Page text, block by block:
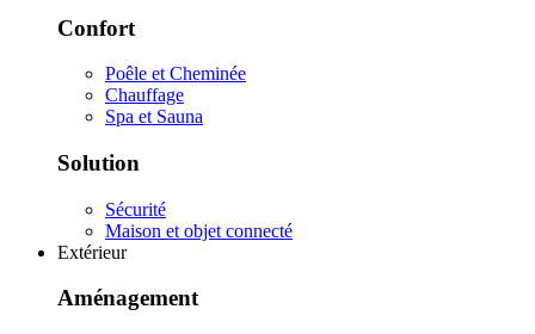
Confort
Poêle et Cheminée
Chauffage
Spa et Sauna
Solution
Sécurité
Maison et objet connecté
Extérieur
Aménagement